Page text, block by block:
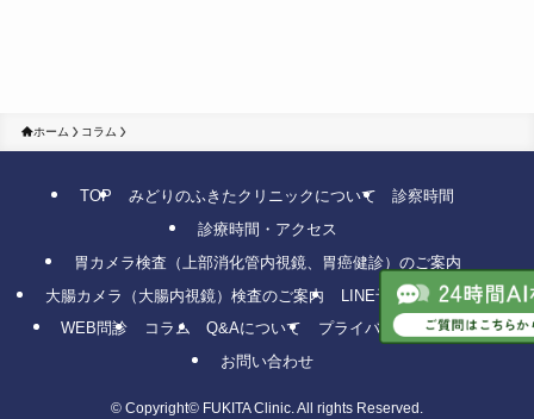
ホーム コラム
TOP みどりのふきたクリニックについて
診察時間
診療時間・アクセス
胃カメラ検査（上部消化管内視鏡、胃癌健診）のご案内
大腸カメラ（大腸内視鏡）検査のご案内
LINE予約
WEB予約
WEB問診
コラム Q&Aについて
プライバシーポリシー
お問い合わせ
© Copyright© FUKITA Clinic. All rights Reserved.